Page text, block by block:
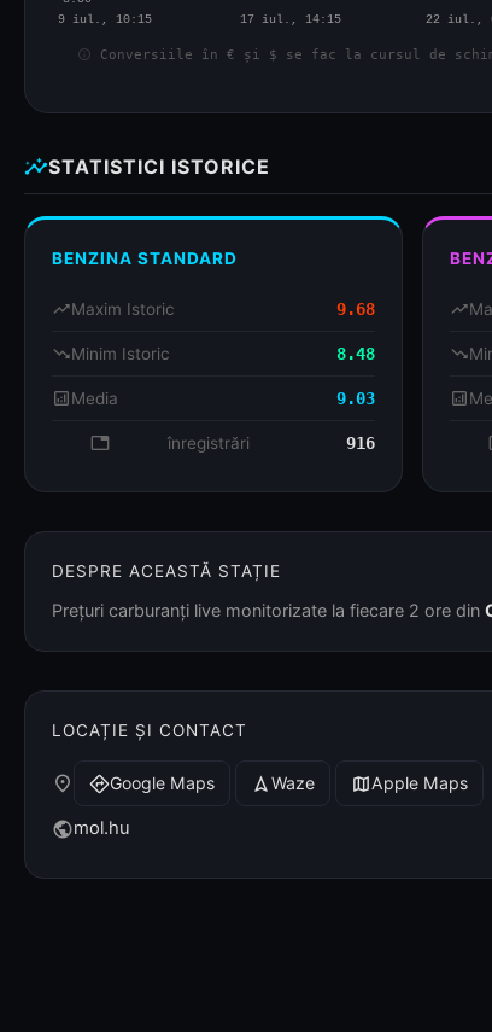
info
Conversiile în € și $ se fac la cursul de
insightsSTATISTICI ISTORICE
BENZINA STANDARD
trending_upMaxim Istoric 9.68
trending_downMinim Istoric 8.48
analyticsMedia 9.03
database înregistrări 916
trending_up
trending_down
analytics
DESPRE ACEASTĂ STAȚIE
Prețuri carburanți live monitorizate la fiecare 2 ore din
LOCAȚIE ȘI CONTACT
place directionsGoogle Maps navigation Waze mapApple Maps
publicmol.hu